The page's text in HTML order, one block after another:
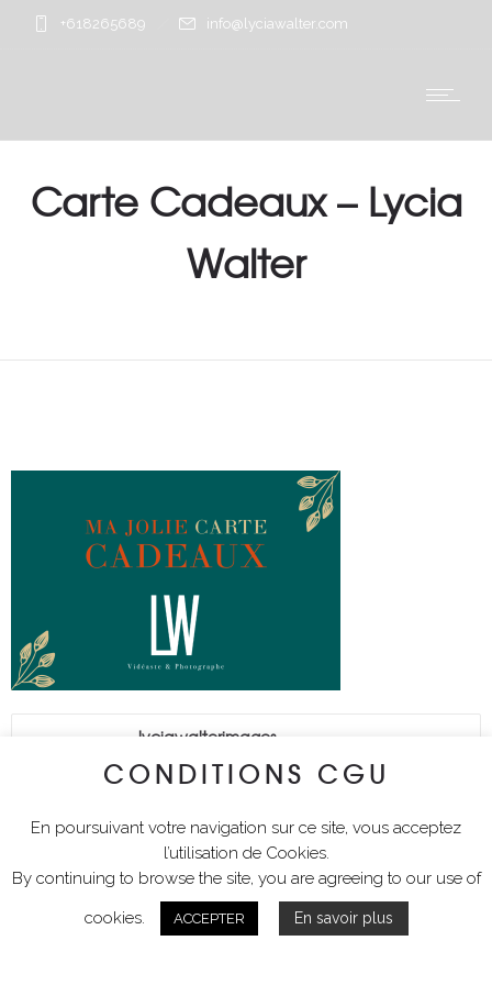
+618265689 info@lyciawalter.com
Carte Cadeaux – Lycia
Walter
lyciawalterimages
CONDITIONS CGU
En poursuivant votre navigation sur ce site, vous acceptez
l’utilisation de Cookies.
By continuing to browse the site, you are agreeing to our use of
cookies.
ACCEPTER En savoir plus